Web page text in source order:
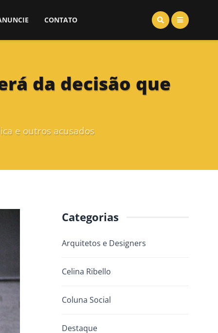
CONTATO
da decisão que
e outros acusados
Categorias
Arquitetos e Designers
Celina Ribello
Coluna Social
Destaque